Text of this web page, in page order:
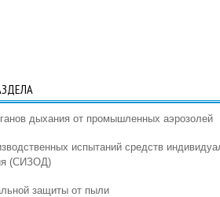
дыхания от промышленных аэрозолей
испытаний средств
(СИЗОД)
защиты от пыли